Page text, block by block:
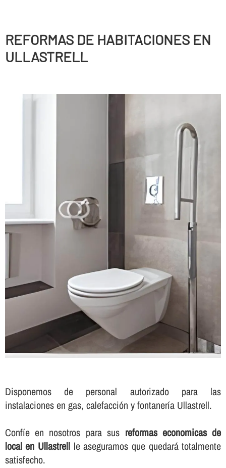
REFORMAS DE HABITACIONES EN
ULLASTRELL
Disponemos de personal autorizado para las
instalaciones en gas, calefacción y fontanerí­a Ullastrell.
Confí­e en nosotros para sus reformas economicas de
local en Ullastrell le aseguramos que quedará totalmente
satisfecho.